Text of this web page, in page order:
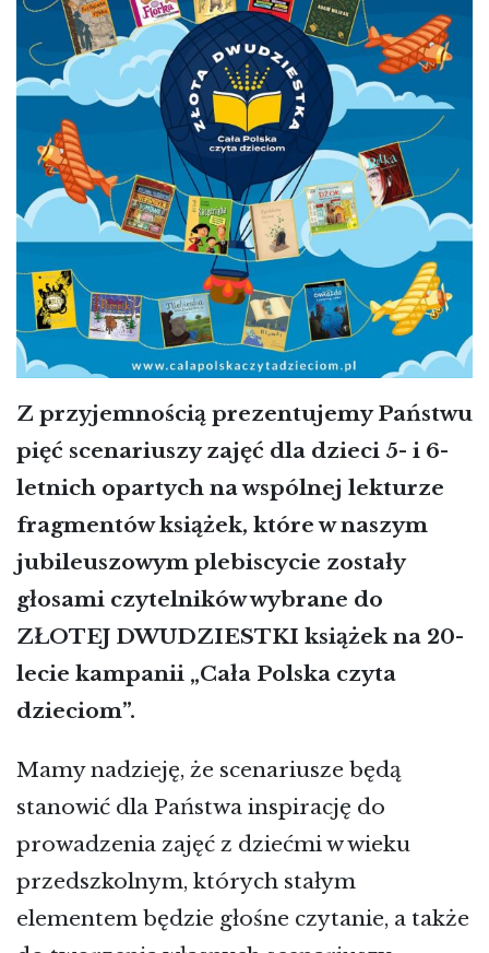
Z przyjemnością prezentujemy Państwu
pięć scenariuszy zajęć dla dzieci 5- i 6-
letnich opartych na wspólnej lekturze
fragmentów książek, które w naszym
jubileuszowym plebiscycie zostały
głosami czytelników wybrane do
ZŁOTEJ DWUDZIESTKI książek na 20-
lecie kampanii „Cała Polska czyta
dzieciom”.
Mamy nadzieję, że scenariusze będą
stanowić dla Państwa inspirację do
prowadzenia zajęć z dziećmi w wieku
przedszkolnym, których stałym
elementem będzie głośne czytanie, a także